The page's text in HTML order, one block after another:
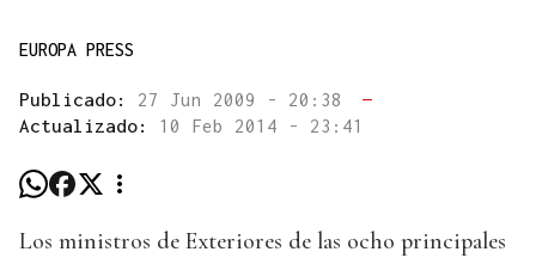
EUROPA PRESS
Publicado: 27 Jun 2009 - 20:38
—
Actualizado: 10 Feb 2014 - 23:41
Los ministros de Exteriores de las ocho principales